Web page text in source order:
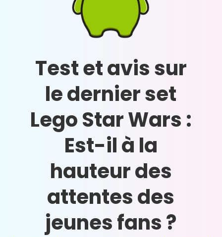
Test et avis sur
le dernier set
Lego Star Wars :
Est-il à la
hauteur des
attentes des
jeunes fans ?